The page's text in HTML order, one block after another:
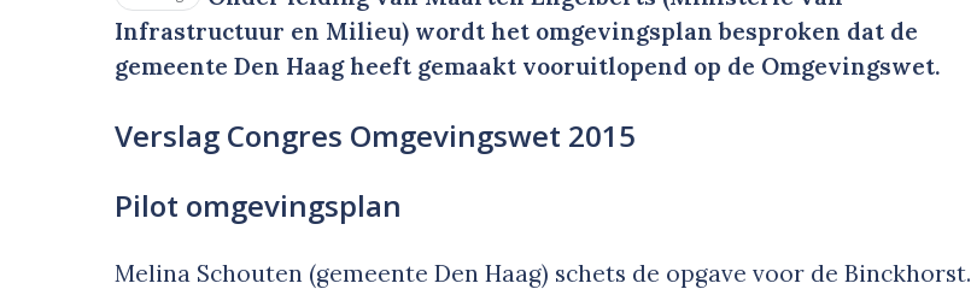
Infrastructuur en Milieu) wordt het omgevingsplan besproken dat de
gemeente Den Haag heeft gemaakt vooruitlopend op de Omgevingswet.
Verslag Congres Omgevingswet 2015
Pilot omgevingsplan
Melina Schouten (gemeente Den Haag) schets de opgave voor de Binckhorst.